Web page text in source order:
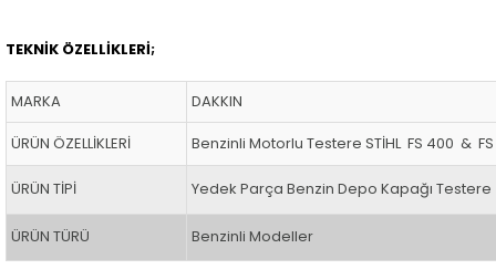
TEKNİK ÖZELLİKLERİ;
MARKA
DAKKIN
ÜRÜN ÖZELLİKLERİ
Benzinli Motorlu Testere STİHL FS 400 &
ÜRÜN TİPİ Yedek Parça Benzin Depo Kapağı Testere
ÜRÜN TÜRÜ Benzinli Modeller